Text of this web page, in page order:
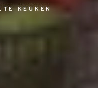
KEUKEN